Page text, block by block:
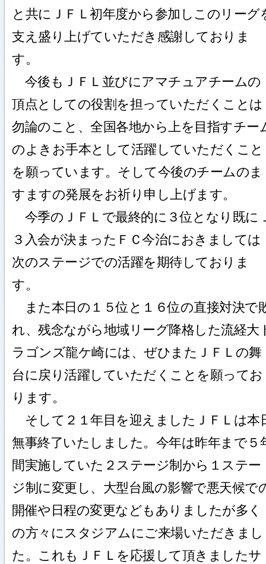
と共にＪＦＬ初年度から参加しこのリーグ
支え盛り上げていただき感謝しておりま
す。
今後もＪＦＬ並びにアマチュアチームの
頂点としての役割を担っていただくことは
勿論のこと、全国各地から上を目指すチー
のよきお手本として活躍していただくこと
を願っています。そして今後のチームのま
すますの発展をお祈り申し上げます。
今季のＪＦＬで最終的に３位となり既に
３入会が決まったＦＣ今治におきましては
次のステージでの活躍を期待しておりま
す。
また本日の１５位と１６位の直接対決で
れ、残念ながら地域リーグ降格した流経大
ラゴンズ龍ケ崎には、ぜひまたＪＦＬの舞
台に戻り活躍していただくことを願ってお
ります。
そして２１年目を迎えましたＪＦＬは本
無事終了いたしました。今年は昨年まで５
間実施していた２ステージ制から１ステー
ジ制に変更し、大型台風の影響で悪天候で
開催や日程の変更などもありましたが多く
の方々にスタジアムにご来場いただきまし
た。これもＪＦＬを応援して頂きましたサ